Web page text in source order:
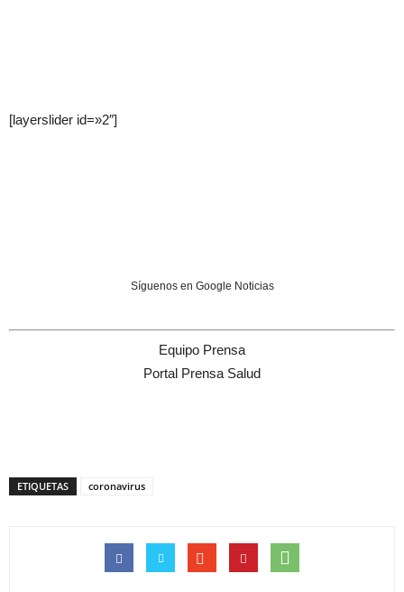
[layerslider id=»2″]
Síguenos en Google Noticias
Equipo Prensa
Portal Prensa Salud
ETIQUETAS coronavirus